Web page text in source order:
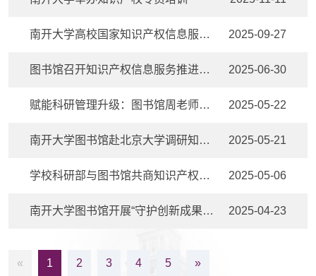
南开大学高校国家知识产权信息服务中心承办华北地区高等学校图书馆协作委员会成立四十周年暨第三十五届学术年会 2025-09-27
图书馆召开知识产权信息服务推进会 凝心聚力共促工作新发展 2025-06-30
赋能科研管理升级：图书馆周老师受邀为科研部开展学术资源实战培训 2025-05-22
南开大学图书馆赴北京大学调研知识产权与智慧图书馆建设 2025-05-21
学校科研部与图书馆共商知识产权服务 2025-05-06
南开大学图书馆开展“守护创新成果 共筑版权长城”主题活动 2025-04-23
« 1 2 3 4 5 »